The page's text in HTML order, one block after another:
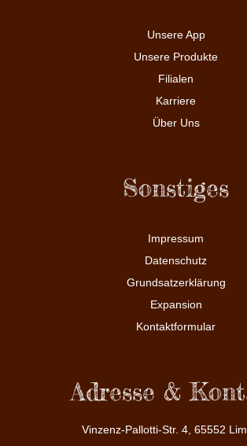
Unsere App
Unsere Produkte
Filialen
Karriere
Über Uns
Sonstiges
Impressum
Datenschutz
Grundsatzerklärung
Expansion
Kontaktformular
Adresse &
Vinzenz-Pallotti-Str. 4, 65552